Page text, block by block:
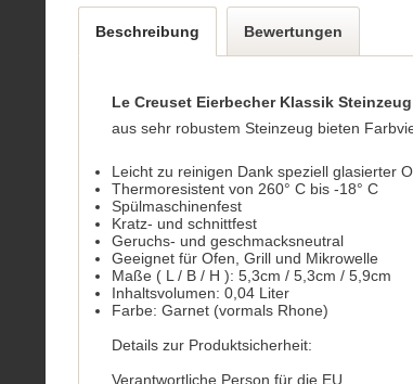
Beschreibung Bewertungen
Le Creuset Eierbecher Klassik
aus sehr robustem Steinzeug bieten
Leicht zu reinigen Dank speziell glasierter
Thermoresistent von 260° C bis -18° C
Spülmaschinenfest
Kratz- und schnittfest
Geruchs- und geschmacksneutral
Geeignet für Ofen, Grill und Mikrowelle
Maße ( L / B / H ): 5,3cm / 5,3cm / 5,9cm
Inhaltsvolumen: 0,04 Liter
Farbe: Garnet (vormals Rhone)
Details zur Produktsicherheit:
Verantwortliche Person für die EU